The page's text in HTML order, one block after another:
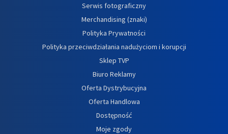
Serwis fotograficzny
Merchandising (znaki)
Polityka Prywatności
Polityka przeciwdziałania nadużyciom i korupcji
Sklep TVP
Biuro Reklamy
Oferta Dystrybucyjna
Oferta Handlowa
Dostępność
Moje zgody